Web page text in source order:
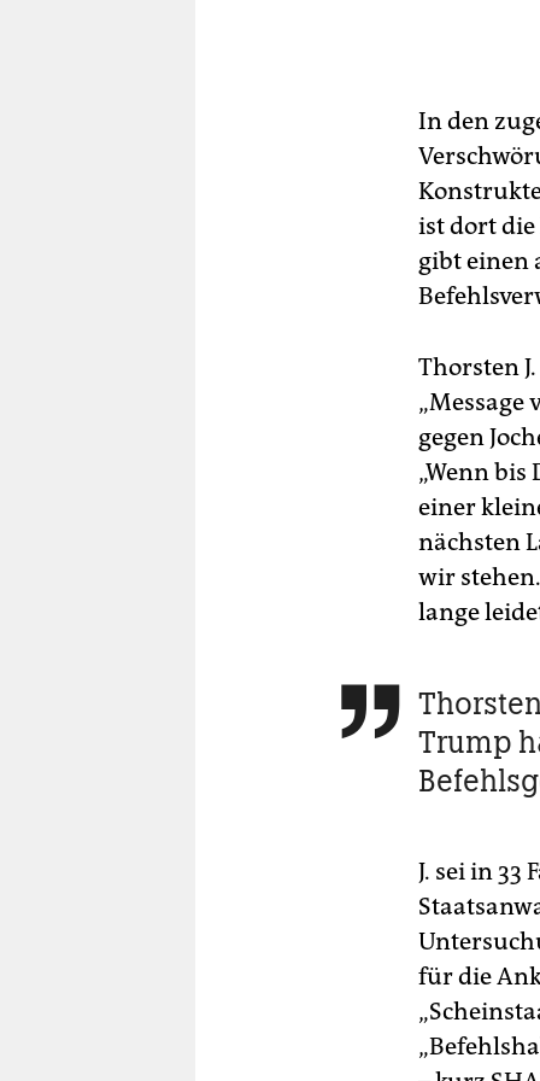
In den
ist dort die
gibt einen
Thorsten
„Message
gegen
„Wenn
einer
nächsten
wir
lange

Trump
J. sei in 33
für die